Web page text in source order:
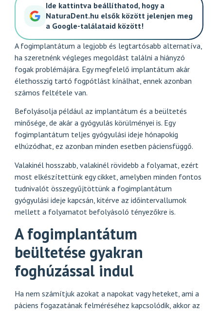
Ide kattintva beállíthatod, hogy a
NaturaDent.hu elsők között jelenjen meg
a Google-találataid között!
A fogimplantátum a legjobb és legtartósabb alternatíva,
ha szeretnénk végleges megoldást találni a hiányzó
fogak problémájára. Egy megfelelő implantátum akár
élethosszig tartó fogpótlást kínálhat, ennek azonban
számos feltétele van.
Befolyásolja például az implantátum és a beültetés
minősége, de akár a gyógyulás körülményei is. Egy
fogimplantátum teljes gyógyulási ideje hónapokig
elhúzódhat, ez azonban minden esetben páciensfüggő.
Valakinél hosszabb, valakinél rövidebb a folyamat, ezért
most elkészítettünk egy cikket, amelyben minden fontos
tudnivalót összegyűjtöttünk a fogimplantátum
gyógyulási ideje kapcsán, kitérve az időintervallumok
mellett a folyamatot befolyásoló tényezőkre is.
A fogimplantátum
beültetése gyakran
foghúzással indul
Ha nem számítjuk azokat a napokat vagy heteket, ami a
páciens fogazatának felméréséhez kapcsolódik, akkor az